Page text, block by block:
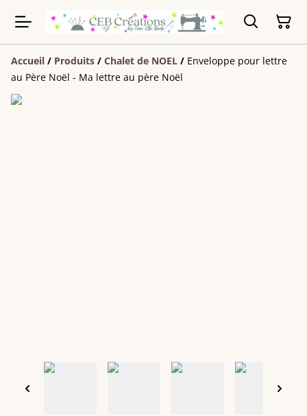
Accueil / Produits / Chalet de NOEL / Enveloppe pour lettre
au Père Noël - Ma lettre au père Noël